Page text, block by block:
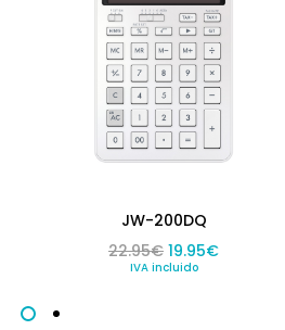
era: 32.95€.
actual es: 25.00€.
JW-200DQ
22.95€ El precio
19.95€El
IVA incluido